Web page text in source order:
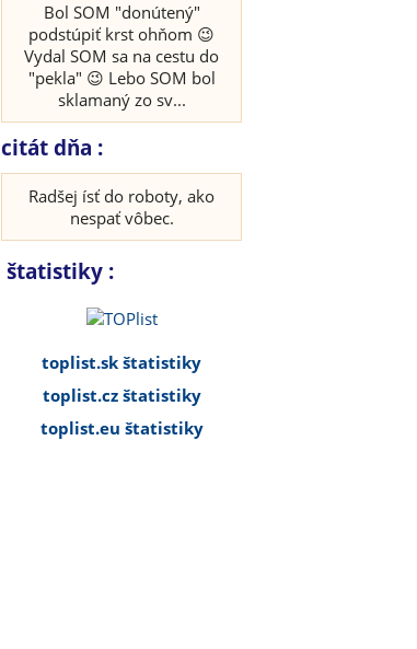
Bol SOM "donútený"
podstúpiť krst ohňom 😉
Vydal SOM sa na cestu do
"pekla" 😉 Lebo SOM bol
sklamaný zo sv...
citát dňa :
Radšej ísť do roboty, ako
nespať vôbec.
štatistiky :
toplist.sk štatistiky
toplist.cz štatistiky
toplist.eu štatistiky